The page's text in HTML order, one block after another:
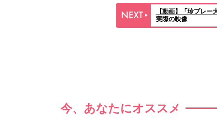
【動画】「珍プレ
実際の映像
今、あなたにオススメ